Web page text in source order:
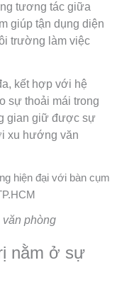
tương tác giữa
giúp tận dụng diện
trường làm việc
kết hợp với hệ
sự thoải mái trong
gian giữ được sự
xu hướng văn
phòng
nằm ở sự